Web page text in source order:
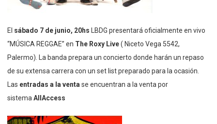
El sábado 7 de junio, 20hs
LBDG presentará oficialmente en vivo
“MÚSICA REGGAE” en The Roxy Live( Niceto Vega 5542,
Palermo). La banda prepara un concierto donde harán un repaso
de su extensa carrera con un set list preparado para la ocasión.
Las entradas a la venta se encuentran a la venta por
sistema AllAccess